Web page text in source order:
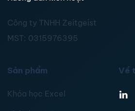
Công ty TNHH Zeitgeist
MST: 0315976395
Sản phẩm
Khóa học Excel
Về